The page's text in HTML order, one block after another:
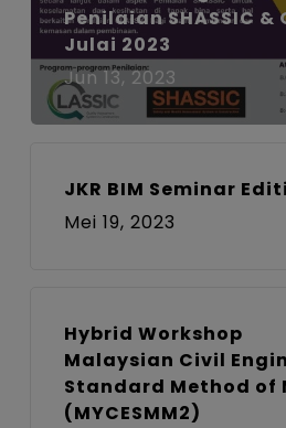
Penilaian SHASSIC &
Julai 2023
Jun 13, 2023
JKR BIM Seminar
Mei 19, 2023
Hybrid Workshop
Malaysian Civil
Standard Method of
(MYCESMM2)